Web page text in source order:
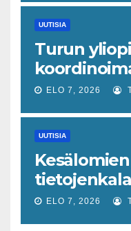
UUTISIA
Turun
varhaiseen
ELO 7, 2026
UUTISIA
lisääntyvät
ELO 7, 2026